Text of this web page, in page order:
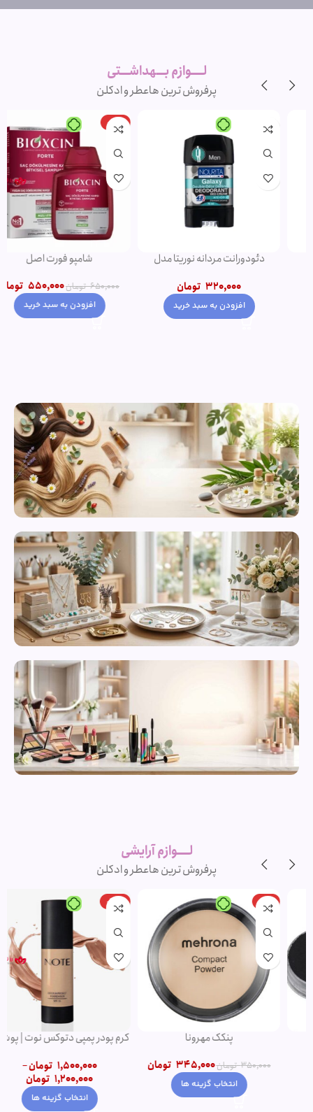
لــــوازم بـــهداشـــتی
پرفروش ترین هاعطر و ادکلن
دئودورانت مردانه نوریتا مدل
320,000 تومان
افزودن به سبد خرید
-15%
شامپو فورت اصل
650,000 تومان550,000 تومان
افزودن به سبد خرید
محصولات
مراقبت از
پوست
برندلــــوازم آرایشی
پرفروش ترین هاعطر و ادکلن
پنکک مهرونا
350,000 تومان345,000 تومان
انتخاب گزینه ها
-20%
کرم پودر پمپی دتوکس نوت | پوشش
1,500,000 تومان–
1,200,000 تومان
انتخاب گزینه ها